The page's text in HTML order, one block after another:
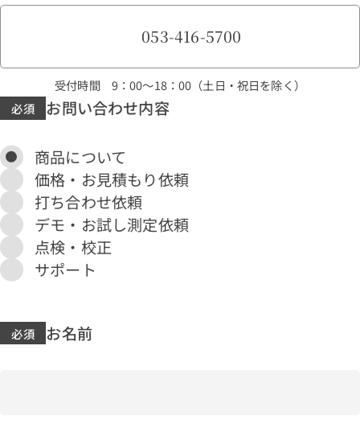
053-416-5700
受付時間 9：00～18：00（土日・祝日を除く）
お問い合わせ内容
商品について
価格・お見積もり依頼
打ち合わせ依頼
デモ・お試し測定依頼
点検・校正
サポート
お名前